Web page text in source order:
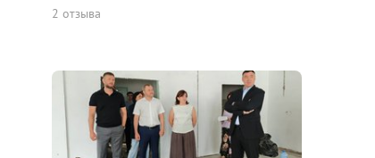
2 отзыва